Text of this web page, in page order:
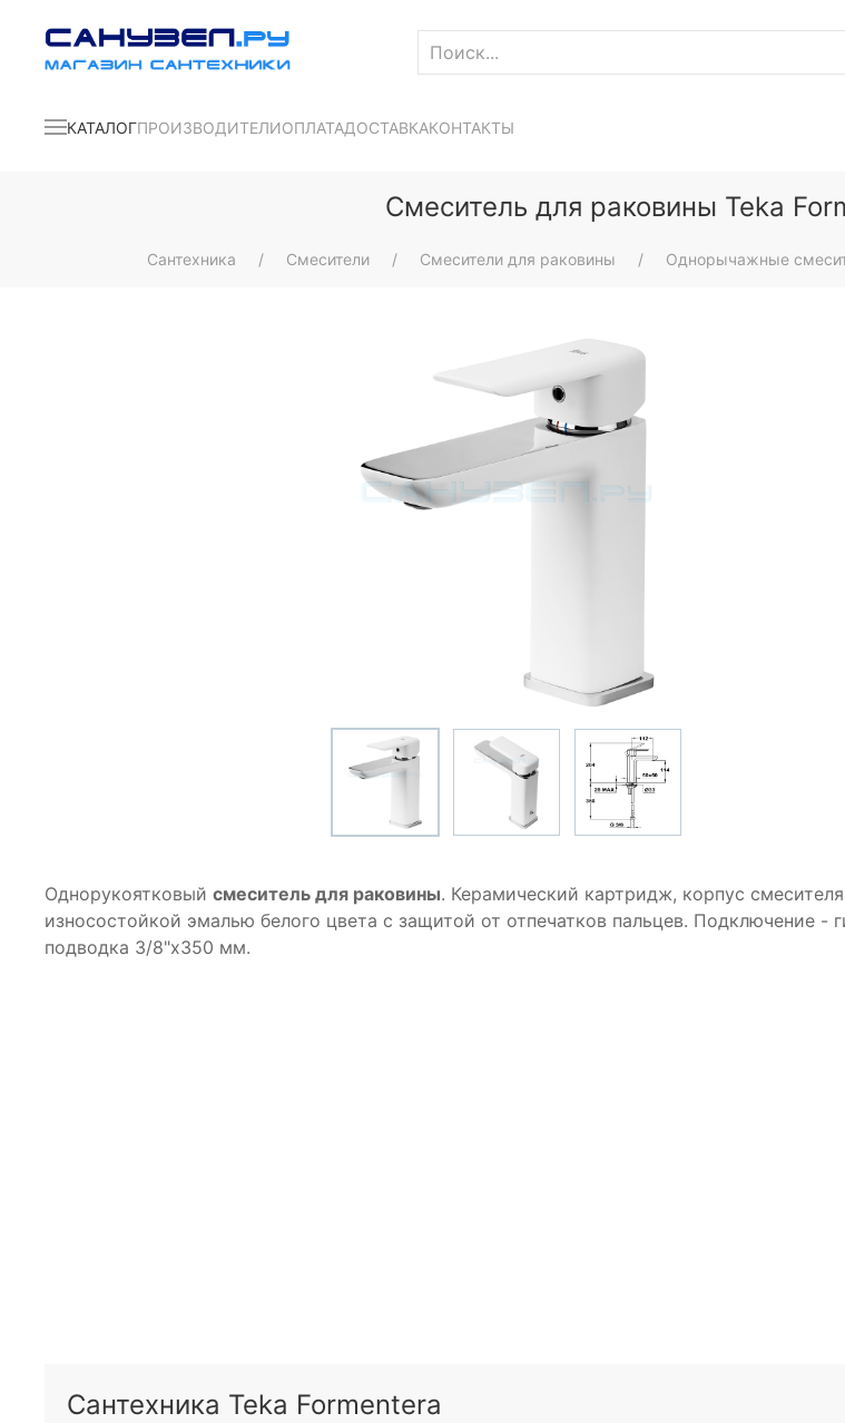
КАТАЛОГПРОИЗВОДИТЕЛИОПЛАТАДОСТАВКАКОНТАКТЫ
Смеситель для раковины Teka
Сантехника Смесители Смесители для раковины Однорычажные
Однорукоятковый смеситель для раковины. Керамический картридж, корпус
износостойкой эмалью белого цвета с защитой от отпечатков пальцев. Подключение -
подводка 3/8"x350 мм.
Сантехника Teka Formentera